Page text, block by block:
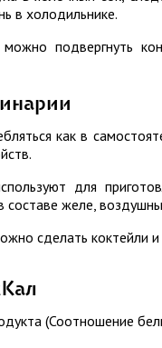
в холодильнике.
подвергнуть
как в
для
составе желе,
сделать коктейли
(Соотношение